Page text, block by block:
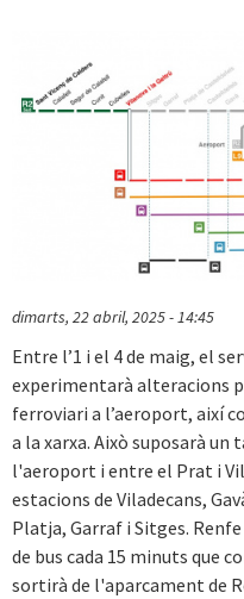
dimarts, 22 abril, 2025 - 14:45
Entre l’1 i el 4 de maig, el
experimentarà alteracions
ferroviari a l’aeroport, així
a la xarxa. Això suposarà
l'aeroport i entre el Prat i
estacions de Viladecans,
Platja, Garraf i Sitges.
de bus cada 15 minuts que
sortirà de l'aparcament de